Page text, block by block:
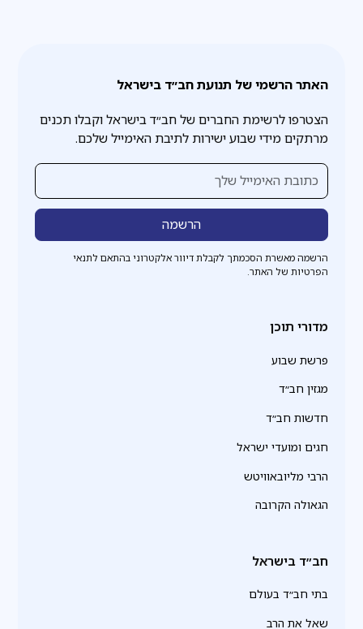
האתר הרשמי של תנועת חב״ד בישראל
הצטרפו לרשימת החברים של חב״ד בישראל וקבלו תכנים
מרתקים מידי שבוע ישירות לתיבת האימייל שלכם.
הרשמה מאשרת הסכמתך לקבלת דיוור אלקטרוני בהתאם לתנאי
הפרטיות של האתר.
מדורי תוכן
פרשת שבוע
מגזין חב״ד
חדשות חב״ד
חגים ומועדי ישראל
הרבי מליובאוויטש
הגאולה הקרובה
חב״ד בישראל
בתי חב״ד בעולם
שאל את הרב